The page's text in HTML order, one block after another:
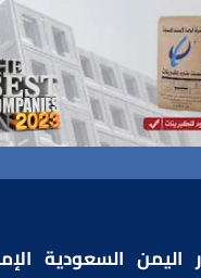
اليمن السعودية